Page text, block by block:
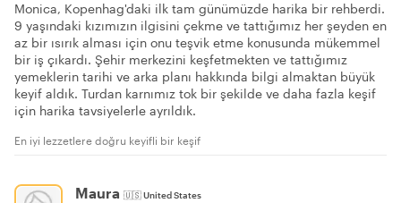
Monica, Kopenhag'daki ilk tam günümüzde harika bir rehberdi.
9 yaşındaki kızımızın ilgisini çekme ve tattığımız her şeyden en
az bir ısırık alması için onu teşvik etme konusunda mükemmel
bir iş çıkardı. Şehir merkezini keşfetmekten ve tattığımız
yemeklerin tarihi ve arka planı hakkında bilgi almaktan büyük
keyif aldık. Turdan karnımız tok bir şekilde ve daha fazla keşif
için harika tavsiyelerle ayrıldık.
En iyi lezzetlere doğru keyifli bir keşif
Maura 🇺🇸United States